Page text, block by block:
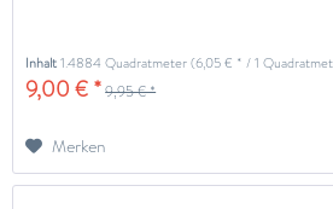
Inhalt1.4884 Quadratmeter(6,05 € * / 1
9,00 € *9,95 € *
Merken